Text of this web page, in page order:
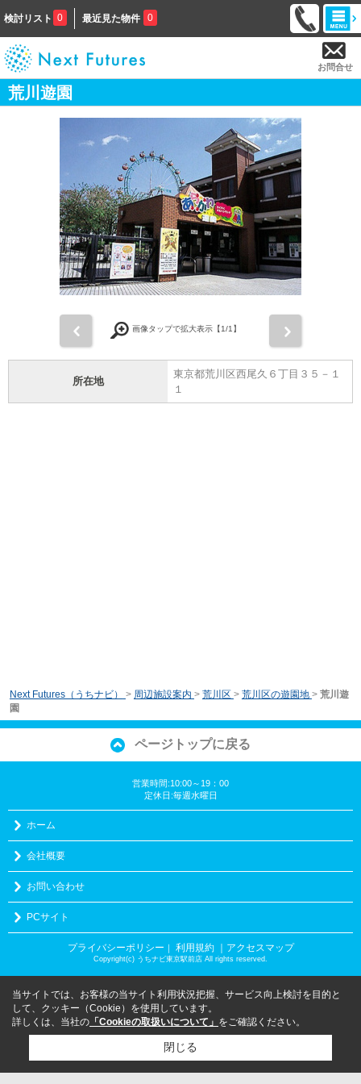
検討リスト 0 最近見た物件 0
お問合せ
荒川遊園
画像タップで拡大表示【1/1】
所在地
東京都荒川区西尾久６丁目３５－１
１
Next Futures（うちナビ） > 周辺施設案内 > 荒川区 > 荒川区の遊園地 > 荒川遊
園
ページトップに戻る
営業時間:10:00～19：00
定休日:毎週水曜日
ホーム
会社概要
お問い合わせ
PCサイト
プライバシーポリシー ｜ 利用規約 ｜アクセスマップ
Copyright(c) うちナビ東京駅前店 All rights reserved.
当サイトでは、お客様の当サイト利用状況把握、サービス向上検討を目的と
して、クッキー（Cookie）を使用しています。
詳しくは、当社の 「Cookieの取扱いについて」 をご確認ください。
閉じる